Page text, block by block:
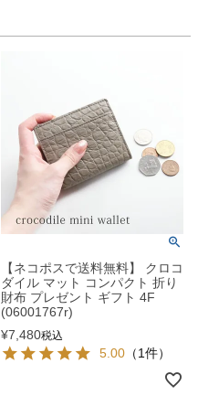
【ネコポスで送料無料】 クロコ
ダイル マット コンパクト 折り
財布 プレゼント ギフト 4F
(06001767r)
¥7,480税込
5.00 （1件）